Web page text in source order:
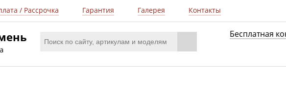
/ Рассрочка Гарантия Галерея Контакты
Бесплатная